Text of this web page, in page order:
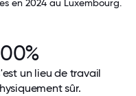
en 2024 au Luxembourg.
un lieu de travail
sûr.